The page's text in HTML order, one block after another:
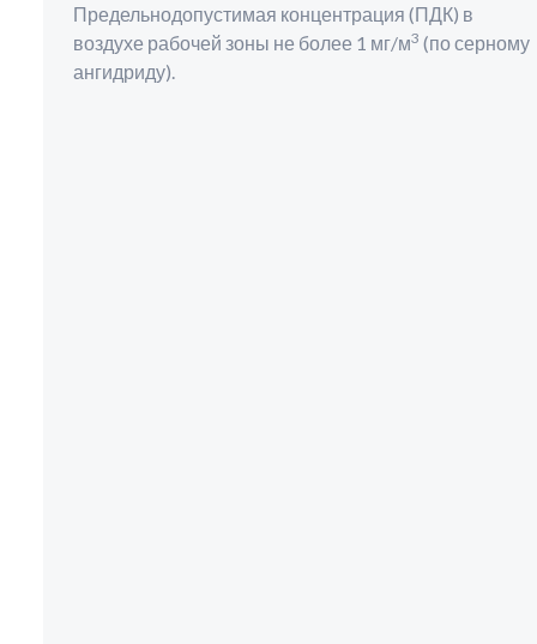
Предельнодопустимая концентрация (ПДК) в
воздухе рабочей зоны не более 1 мг/м3 (по серному
ангидриду).